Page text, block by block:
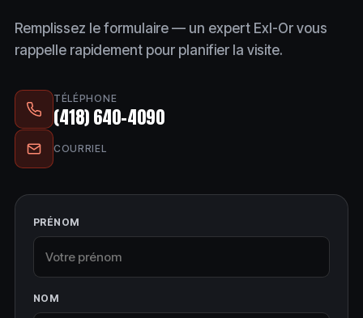
Remplissez le formulaire — un expert Exl-Or vous
rappelle rapidement pour planifier la visite.
TÉLÉPHONE
(418) 640-4090
COURRIEL
PRÉNOM
NOM